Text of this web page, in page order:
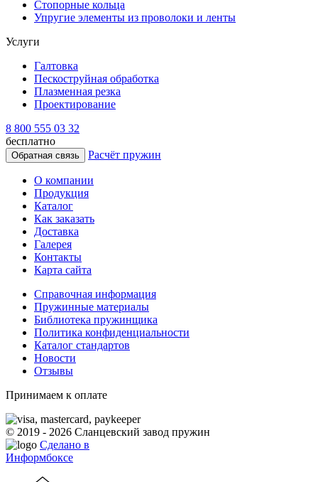
Стопорные кольца
Упругие элементы из проволоки и ленты
Услуги
Галтовка
Пескоструйная обработка
Плазменная резка
Проектирование
8 800 555 03 32
бесплатно
Обратная связь Расчёт пружин
О компании
Продукция
Каталог
Как заказать
Доставка
Галерея
Контакты
Карта сайта
Справочная информация
Пружинные материалы
Библиотека пружинщика
Политика конфиденциальности
Каталог стандартов
Новости
Отзывы
Принимаем к оплате
© 2019 - 2026 Сланцевский завод пружин
Сделано в
Информбоксе